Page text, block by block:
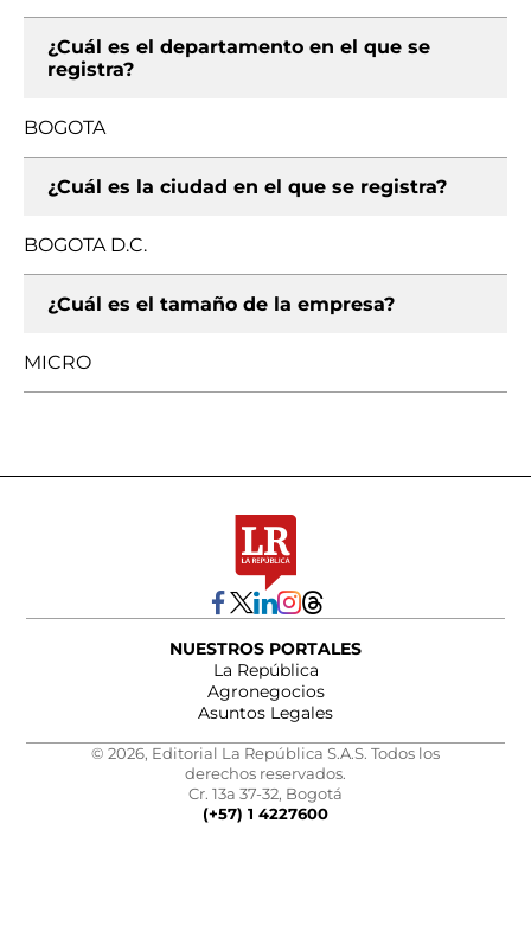
¿Cuál es el departamento en el que se
registra?
BOGOTA
¿Cuál es la ciudad en el que se registra?
BOGOTA D.C.
¿Cuál es el tamaño de la empresa?
MICRO
NUESTROS PORTALES
La República
Agronegocios
Asuntos Legales
© 2026, Editorial La República S.A.S. Todos los
derechos reservados.
Cr. 13a 37-32, Bogotá
(+57) 1 4227600